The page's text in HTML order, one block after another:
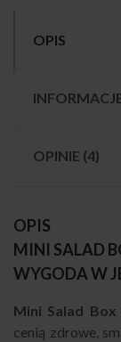
OPIS
OPINIE (4)
OPIS
MINI SALAD
WYGODA W
Mini Salad Box
cenią zdrowe,